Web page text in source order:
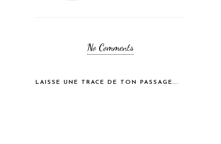
No Comments
LAISSE UNE TRACE DE TON PASSAGE...